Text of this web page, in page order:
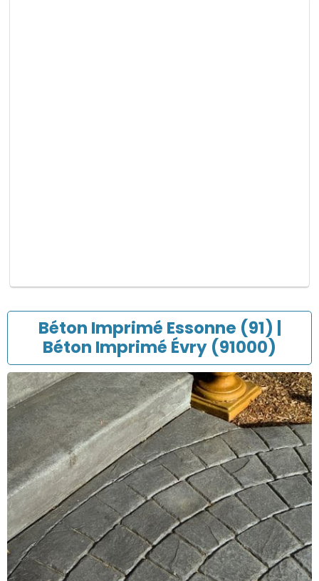
Béton Imprimé Essonne (91) |
Béton Imprimé Évry (91000)